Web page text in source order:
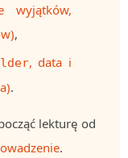
wyjątków,
,
, data i
.
lekturę od
.